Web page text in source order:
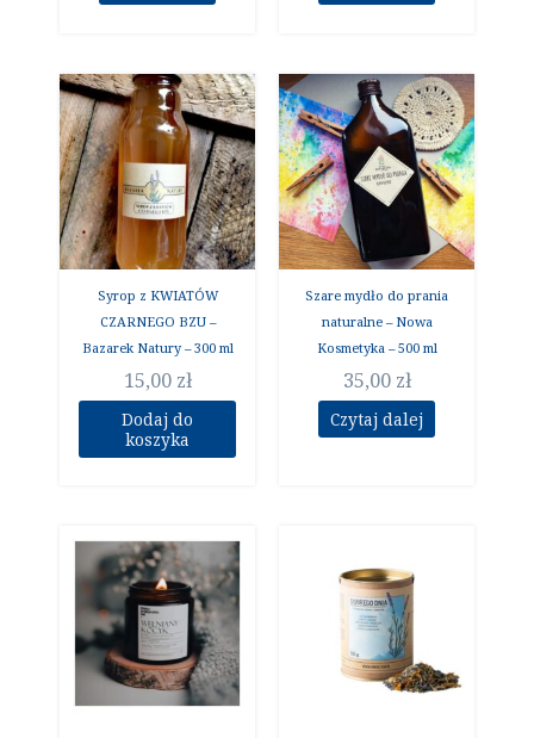
Syrop z KWIATÓW
CZARNEGO BZU –
Bazarek Natury – 300 ml
15,00 zł
Dodaj do
koszyka
Szare mydło do prania
naturalne – Nowa
Kosmetyka – 500 ml
35,00 zł
Czytaj dalej